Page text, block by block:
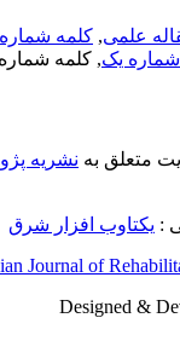
علمی, کلمه شماره
یک, کلمه شماره
متعلق بهنشریه
: یکتاوب افزار شرق
Journal of
Designed &